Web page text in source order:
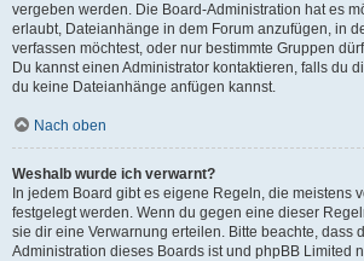
vergeben werden. Die Board-Administration hat es
erlaubt, Dateianhänge in dem Forum anzufügen, in
verfassen möchtest, oder nur bestimmte Gruppen
Du kannst einen Administrator kontaktieren, falls du
du keine Dateianhänge anfügen kannst.
Nach oben
Weshalb wurde ich verwarnt?
In jedem Board gibt es eigene Regeln, die meistens
festgelegt werden. Wenn du gegen eine dieser
sie dir eine Verwarnung erteilen. Bitte beachte, dass
Administration dieses Boards ist und phpBB Limited